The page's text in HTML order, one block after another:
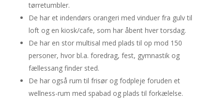
tørretumbler.
De har et indendørs orangeri med vinduer fra gulv til
loft og en kiosk/cafe, som har åbent hver torsdag.
De har en stor multisal med plads til op mod 150
personer, hvor bl.a. foredrag, fest, gymnastik og
fællessang finder sted.
De har også rum til frisør og fodpleje foruden et
wellness-rum med spabad og plads til forkælelse.